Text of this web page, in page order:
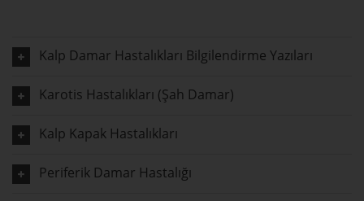
Kalp Damar Hastalıkları Bilgilendirme Yazıları
Karotis Hastalıkları (Şah Damar)
Kalp Kapak Hastalıkları
Periferik Damar Hastalığı